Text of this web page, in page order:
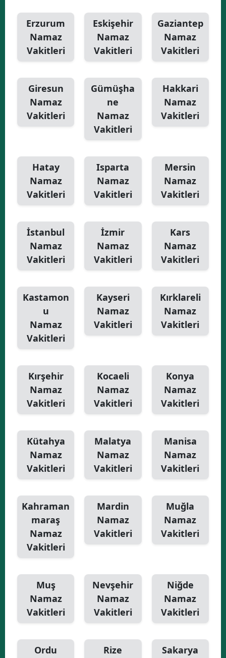
Erzurum
Namaz
Vakitleri
Eskişehir
Namaz
Vakitleri
Gaziantep
Namaz
Vakitleri
Giresun
Namaz
Vakitleri
Gümüşha
ne
Namaz
Vakitleri
Hakkari
Namaz
Vakitleri
Hatay
Namaz
Vakitleri
Isparta
Namaz
Vakitleri
Mersin
Namaz
Vakitleri
İstanbul
Namaz
Vakitleri
İzmir
Namaz
Vakitleri
Kars
Namaz
Vakitleri
Kastamon
u
Namaz
Vakitleri
Kayseri
Namaz
Vakitleri
Kırklareli
Namaz
Vakitleri
Kırşehir
Namaz
Vakitleri
Kocaeli
Namaz
Vakitleri
Konya
Namaz
Vakitleri
Kütahya
Namaz
Vakitleri
Malatya
Namaz
Vakitleri
Manisa
Namaz
Vakitleri
Kahraman
maraş
Namaz
Vakitleri
Mardin
Namaz
Vakitleri
Muğla
Namaz
Vakitleri
Muş
Namaz
Vakitleri
Nevşehir
Namaz
Vakitleri
Niğde
Namaz
Vakitleri
Ordu
Rize
Sakarya